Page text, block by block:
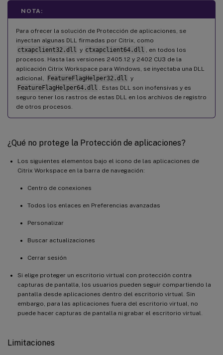
NOTA:
Para ofrecer la solución de Protección de aplicaciones, se
inyectan algunas DLL firmadas por Citrix, como
ctxapclient32.dll
y ctxapclient64.dll
, en todos los
procesos. Hasta las versiones 2405.12 y 2402 CU3 de la
aplicación Citrix Workspace para Windows, se inyectaba una DLL
adicional,
FeatureFlagHelper32.dll
y
FeatureFlagHelper64.dll
. Estas DLL son inofensivas y es
seguro tener los rastros de estas DLL en los archivos de registro
de otros procesos.
¿Qué no protege la Protección de aplicaciones?
Los siguientes elementos bajo el icono de las aplicaciones de
Citrix Workspace en la barra de navegación:
Centro de conexiones
Todos los enlaces en Preferencias avanzadas
Personalizar
Buscar actualizaciones
Cerrar sesión
Si elige proteger un escritorio virtual con protección contra
capturas de pantalla, los usuarios pueden seguir compartiendo la
pantalla desde aplicaciones dentro del escritorio virtual. Sin
embargo, para las aplicaciones fuera del escritorio virtual, no
puede hacer capturas de pantalla ni grabar el escritorio virtual.
Limitaciones